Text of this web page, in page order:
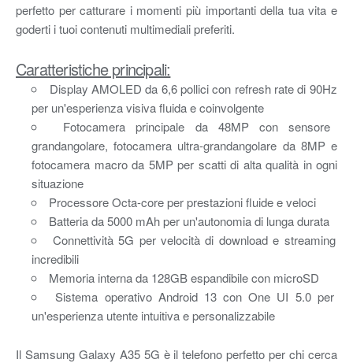
perfetto per catturare i momenti più importanti della tua vita e
goderti i tuoi contenuti multimediali preferiti.
Caratteristiche principali:
Display AMOLED da 6,6 pollici con refresh rate di 90Hz
per un'esperienza visiva fluida e coinvolgente
Fotocamera principale da 48MP con sensore
grandangolare, fotocamera ultra-grandangolare da 8MP e
fotocamera macro da 5MP per scatti di alta qualità in ogni
situazione
Processore Octa-core per prestazioni fluide e veloci
Batteria da 5000 mAh per un'autonomia di lunga durata
Connettività 5G per velocità di download e streaming
incredibili
Memoria interna da 128GB espandibile con microSD
Sistema operativo Android 13 con One UI 5.0 per
un'esperienza utente intuitiva e personalizzabile
Il Samsung Galaxy A35 5G è il telefono perfetto per chi cerca